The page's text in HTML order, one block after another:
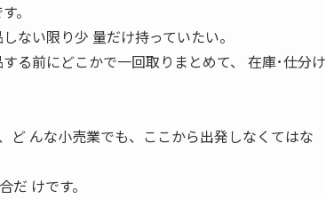
。
ない限り少 量だけ持っていたい。
る前にどこかで一回取りまとめて、 在庫･仕分け
ど んな小売業でも、ここから出発しなくてはな
けです。